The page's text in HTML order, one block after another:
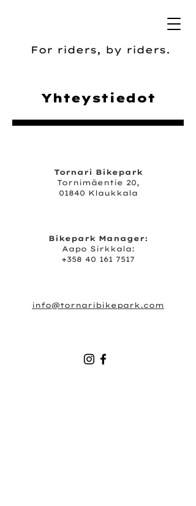
For riders, by riders.
Yhteystiedot
Tornari Bikepark
Tornimäentie 20,
01840 Klaukkala
Bikepark Manager:
Aapo Sirkkala:
+358 40 161 7517
info@tornaribikepark.com